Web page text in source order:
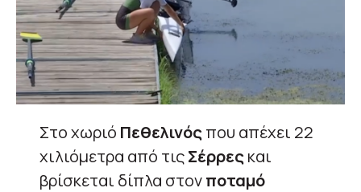
Στο χωριό Πεθελινόςπου απέχει 22
χιλιόμετρα από τιςΣέρρεςκαι
βρίσκεται δίπλα στονποταμό